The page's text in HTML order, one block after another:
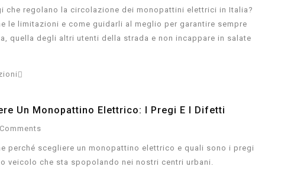
che regolano la circolazione dei monopattini elettrici in Italia?
le limitazioni e come guidarli al meglio per garantire sempre
quella degli altri utenti della strada e non incappare in salate
Un Monopattino Elettrico: I Pregi E I Difetti
perché scegliere un monopattino elettrico e quali sono i pregi
veicolo che sta spopolando nei nostri centri urbani.